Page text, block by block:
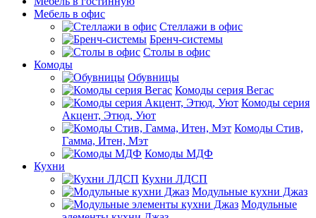
Мебель в офис
Стеллажи в офис
Бренч-системы
Столы в офис
Комоды
Обувницы
Комоды серия Вегас
Комоды серия
Акцент, Этюд, Уют
Комоды Стив,
Гамма, Итен, Мэт
Комоды МДФ
Кухни
Кухни ЛДСП
Модульные кухни Джаз
Модульные